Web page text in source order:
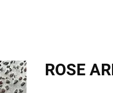
ROSE